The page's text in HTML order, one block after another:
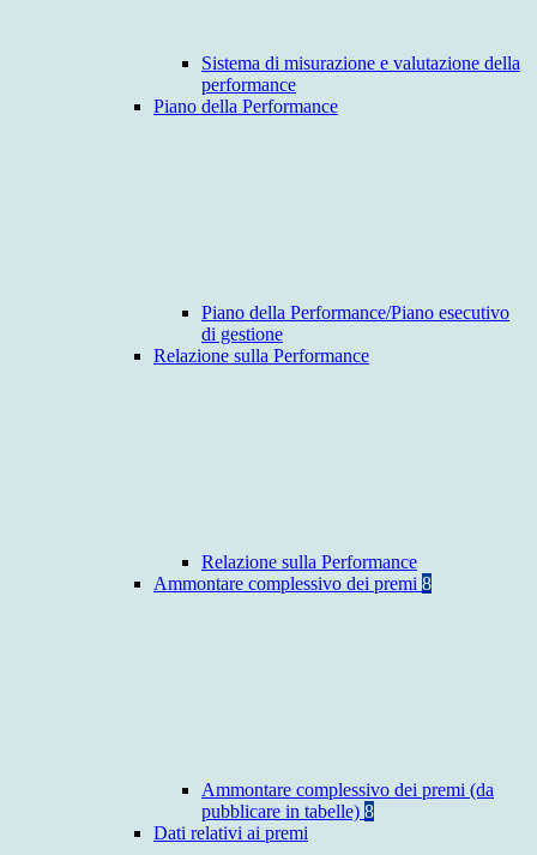
Sistema di misurazione e valutazione della
performance
Piano della Performance
Piano della Performance/Piano esecutivo
di gestione
Relazione sulla Performance
Relazione sulla Performance
Ammontare complessivo dei premi 8
Ammontare complessivo dei premi (da
pubblicare in tabelle) 8
Dati relativi ai premi